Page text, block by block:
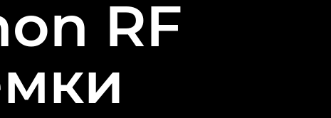
RF